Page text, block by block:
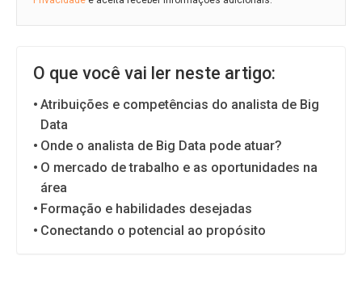
O que você vai ler neste artigo:
Atribuições e competências do analista de Big
Data
Onde o analista de Big Data pode atuar?
O mercado de trabalho e as oportunidades na
área
Formação e habilidades desejadas
Conectando o potencial ao propósito